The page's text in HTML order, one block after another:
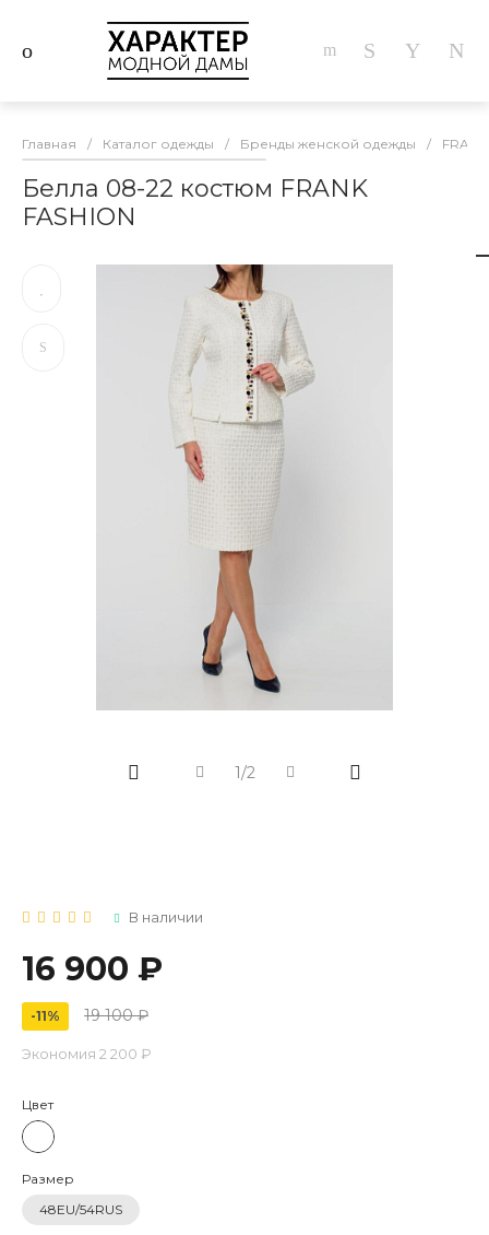
Главная / Каталог одежды / Бренды женской одежды /
Белла 08-22 костюм FRANK
FASHION
1/2
В наличии
16 900 ₽
-11% 19 100 ₽
Экономия 2 200 ₽
Цвет
Размер
48EU/54RUS